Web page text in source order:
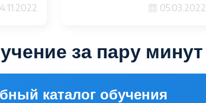
05.03.2022
за пару минут
каталог обучения